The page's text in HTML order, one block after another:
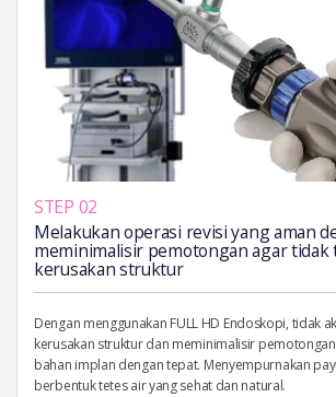
STEP 02
Melakukan operasi revisi yang aman
meminimalisir pemotongan agar tidak
kerusakan struktur
Dengan menggunakan FULL HD Endoskopi, tidak
kerusakan struktur dan meminimalisir
bahan implan dengan tepat. Menyempurnakan
berbentuk tetes air yang sehat dan natural.